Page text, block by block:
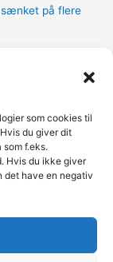
som cookies til
du giver dit
f.eks.
Hvis du ikke giver
have en negativ
sænket på flere
COVID-
2026